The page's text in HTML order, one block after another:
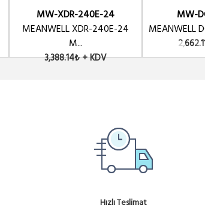
MW-XDR-240E-24
MEANWELL XDR-240E-24
M...
3,388.14₺ + KDV
MW-
MEANWELL
Hızlı Teslimat